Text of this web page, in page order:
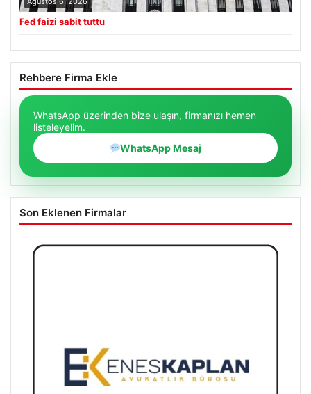
Fed faizi sabit tuttu
Rehbere Firma Ekle
WhatsApp üzerinden bize ulaşın, firmanızı hemen
listeleyelim.
WhatsApp Mesaj
Son Eklenen Firmalar